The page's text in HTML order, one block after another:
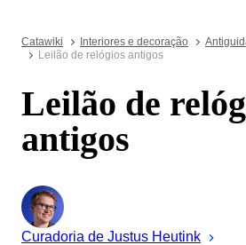
Catawiki Interiores e decoração
Leilão de relógios antigos
Leilão de
antigos
Curadoria de Justus Heutink